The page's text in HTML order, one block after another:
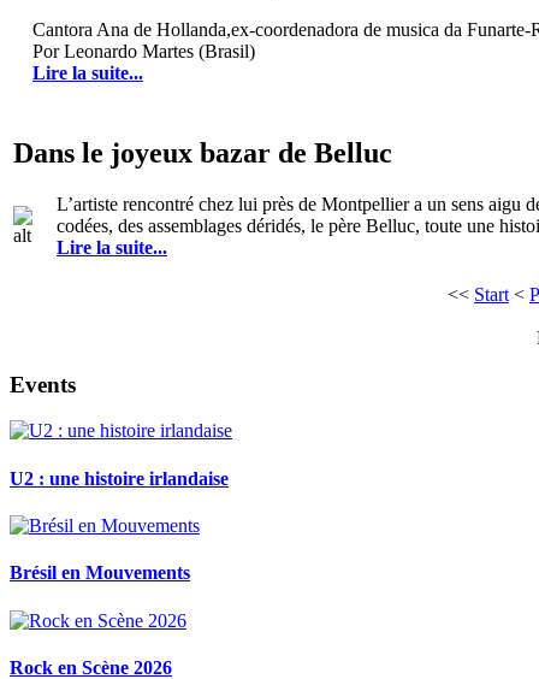
Cantora Ana de Hollanda,ex-coordenadora de musica da
Por Leonardo Martes (Brasil)
Lire la suite...
Dans le joyeux bazar de Belluc
L’artiste rencontré chez lui près de Montpellier a un sens
codées, des assemblages déridés, le père Belluc, toute une
Lire la suite...
<< Start <
Events
U2 : une histoire irlandaise
Brésil en Mouvements
Rock en Scène 2026